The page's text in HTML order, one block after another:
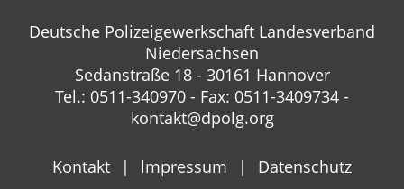
Deutsche Polizeigewerkschaft Landesverband
Niedersachsen
Sedanstraße 18 - 30161 Hannover
Tel.: 0511-340970 - Fax: 0511-3409734 -
kontakt@dpolg.org
Kontakt lmpressum Datenschutz